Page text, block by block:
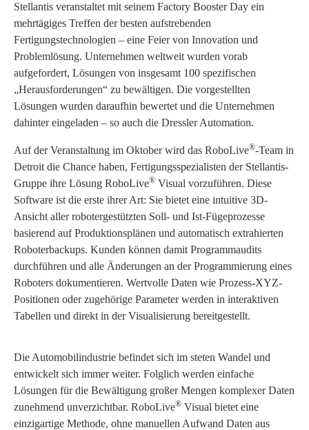
Stellantis veranstaltet mit seinem Factory Booster Day ein
mehrtägiges Treffen der besten aufstrebenden
Fertigungstechnologien – eine Feier von Innovation und
Problemlösung. Unternehmen weltweit wurden vorab
aufgefordert, Lösungen von insgesamt 100 spezifischen
„Herausforderungen“ zu bewältigen. Die vorgestellten
Lösungen wurden daraufhin bewertet und die Unternehmen
dahinter eingeladen – so auch die Dressler Automation.
Auf der Veranstaltung im Oktober wird das RoboLive®-Team in
Detroit die Chance haben, Fertigungsspezialisten der Stellantis-
Gruppe ihre Lösung RoboLive® Visual vorzuführen. Diese
Software ist die erste ihrer Art: Sie bietet eine intuitive 3D-
Ansicht aller robotergestützten Soll- und Ist-Fügeprozesse
basierend auf Produktionsplänen und automatisch extrahierten
Roboterbackups. Kunden können damit Programmaudits
durchführen und alle Änderungen an der Programmierung eines
Roboters dokumentieren. Wertvolle Daten wie Prozess-XYZ-
Positionen oder zugehörige Parameter werden in interaktiven
Tabellen und direkt in der Visualisierung bereitgestellt.
Die Automobilindustrie befindet sich im steten Wandel und
entwickelt sich immer weiter. Folglich werden einfache
Lösungen für die Bewältigung großer Mengen komplexer Daten
zunehmend unverzichtbar. RoboLive® Visual bietet eine
einzigartige Methode, ohne manuellen Aufwand Daten aus